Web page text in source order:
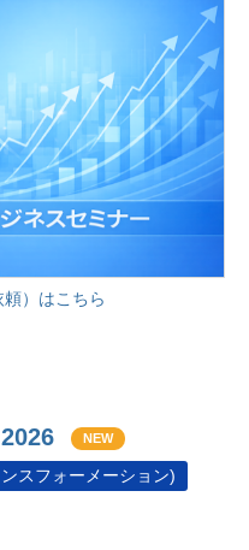
）はこちら
NEW
スフォーメーション)